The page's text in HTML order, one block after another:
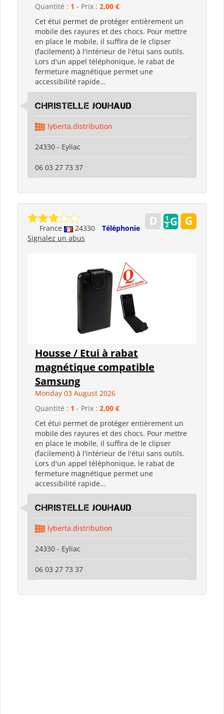
Quantité : 1 - Prix : 2,00 €
Cet étui permet de protéger entièrement un
mobile des rayures et des chocs. Pour mettre
en place le mobile, il suffira de le clipser
(facilement) à l'intérieur de l'étui sans outils.
Lors d'un appel téléphonique, le rabat de
fermeture magnétique permet une
accessibilité rapide...
Christelle Jouhaud
lyberta.distribution
24330 - Eyliac
06 03 27 73 37
France 24330
Téléphonie
Signalez un abus
Housse / Etui à rabat
magnétique compatible
Samsung
Monday 03 August 2026
Quantité : 1 - Prix : 2,00 €
Cet étui permet de protéger entièrement un
mobile des rayures et des chocs. Pour mettre
en place le mobile, il suffira de le clipser
(facilement) à l'intérieur de l'étui sans outils.
Lors d'un appel téléphonique, le rabat de
fermeture magnétique permet une
accessibilité rapide...
Christelle Jouhaud
lyberta.distribution
24330 - Eyliac
06 03 27 73 37